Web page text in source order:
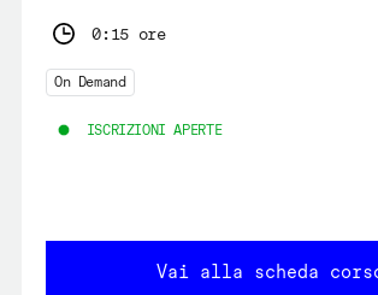
0:15 ore
On Demand
ISCRIZIONI APERTE
Vai alla scheda